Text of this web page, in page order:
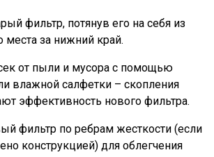
фильтр, потянув его на себя из
места за нижний край.
от пыли и мусора с помощью
влажной салфетки – скопления
эффективность нового фильтра.
фильтр по ребрам жесткости (если
конструкцией) для облегчения